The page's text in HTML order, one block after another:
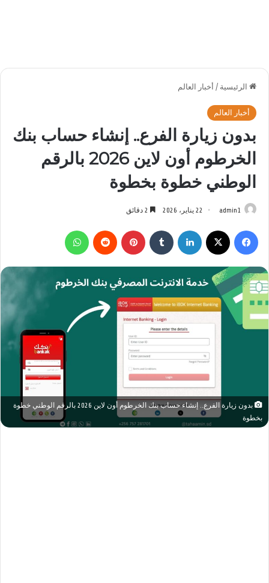
الرئيسية / أخبار العالم
أخبار العالم
بدون زيارة الفرع.. إنشاء حساب بنك
الخرطوم أون لاين 2026 بالرقم
الوطني خطوة بخطوة
admin1 22 يناير، 2026
فيسبوك لينكدإن بينتيريست
بدون زيارة الفرع.. إنشاء حساب بنك الخرطوم أون لاين 2026 بالرقم الوطني خطوة
بخطوة